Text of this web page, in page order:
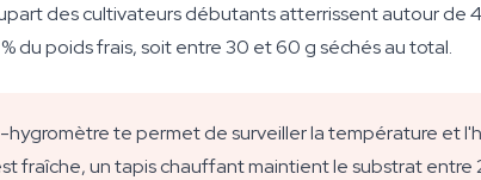
des cultivateurs débutants atterrissent autour
du poids frais, soit entre 30 et 60 g séchés au total.
te permet de surveiller la température et
fraîche, un tapis chauffant maintient le substrat